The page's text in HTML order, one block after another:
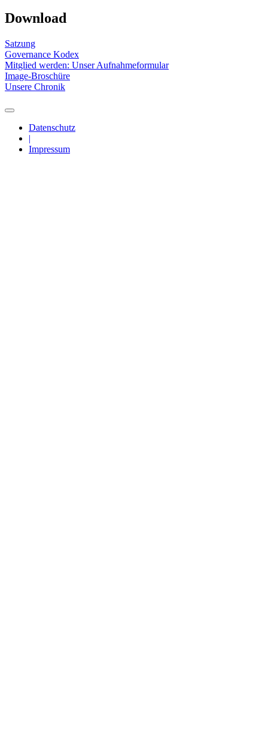
Download
Satzung
Governance Kodex
Mitglied werden: Unser Aufnahmeformular
Image-Broschüre
Unsere Chronik
Datenschutz
|
Impressum